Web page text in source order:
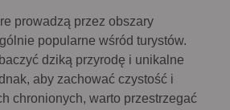
prowadzą przez obszary
popularne wśród turystów.
dziką przyrodę i unikalne
aby zachować czystość i
chronionych, warto przestrzegać